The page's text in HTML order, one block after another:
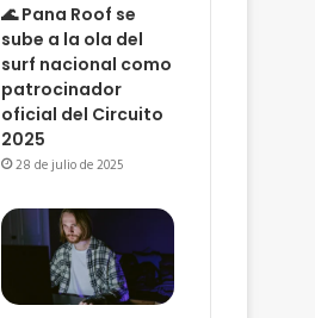
🌊 Pana Roof se
sube a la ola del
surf nacional como
patrocinador
oficial del Circuito
2025
28 de julio de 2025